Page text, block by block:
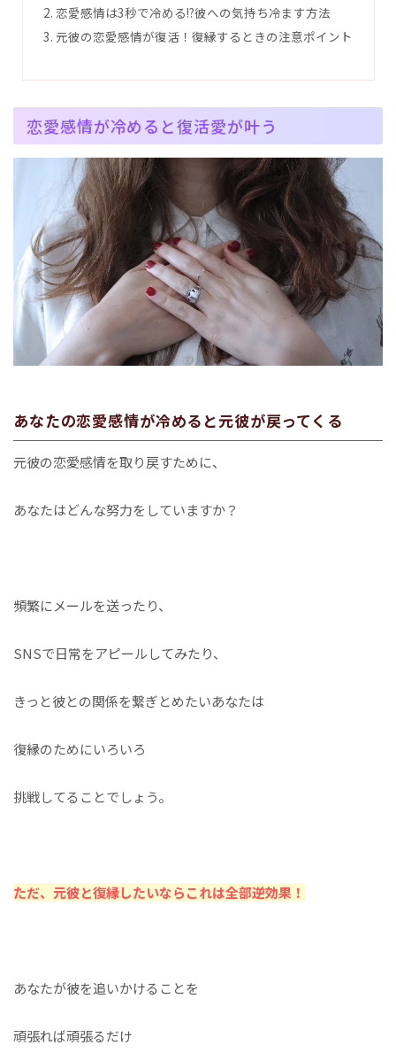
恋愛感情は3秒で冷める!?彼への気持ち冷ます方法
元彼の恋愛感情が復活！復縁するときの注意ポイント
恋愛感情が冷めると復活愛が叶う
あなたの恋愛感情が冷めると元彼が戻ってくる
元彼の恋愛感情を取り戻すために、
あなたはどんな努力をしていますか？
頻繁にメールを送ったり、
SNSで日常をアピールしてみたり、
きっと彼との関係を繋ぎとめたいあなたは
復縁のためにいろいろ
挑戦してることでしょう。
ただ、元彼と復縁したいならこれは全部逆効果！
あなたが彼を追いかけることを
頑張れば頑張るだけ